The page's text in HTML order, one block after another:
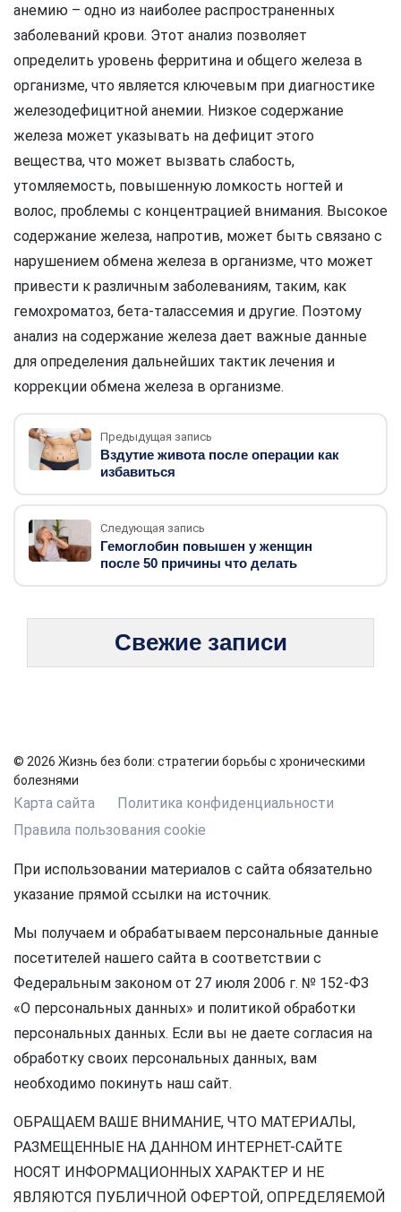
анемию – одно из наиболее распространенных
заболеваний крови. Этот анализ позволяет
определить уровень ферритина и общего железа в
организме, что является ключевым при диагностике
железодефицитной анемии. Низкое содержание
железа может указывать на дефицит этого
вещества, что может вызвать слабость,
утомляемость, повышенную ломкость ногтей и
волос, проблемы с концентрацией внимания. Высокое
содержание железа, напротив, может быть связано с
нарушением обмена железа в организме, что может
привести к различным заболеваниям, таким, как
гемохроматоз, бета-талассемия и другие. Поэтому
анализ на содержание железа дает важные данные
для определения дальнейших тактик лечения и
коррекции обмена железа в организме.
Предыдущая запись
Вздутие живота после операции как
избавиться
Следующая запись
Гемоглобин повышен у женщин
после 50 причины что делать
Свежие записи
© 2026 Жизнь без боли: стратегии борьбы с хроническими
болезнями
Карта сайта
Политика конфиденциальности
Правила пользования cookie
При использовании материалов с сайта обязательно
указание прямой ссылки на источник.
Мы получаем и обрабатываем персональные данные
посетителей нашего сайта в соответствии с
Федеральным законом от 27 июля 2006 г. № 152-ФЗ
«О персональных данных» и политикой обработки
персональных данных. Если вы не даете согласия на
обработку своих персональных данных, вам
необходимо покинуть наш сайт.
ОБРАЩАЕМ ВАШЕ ВНИМАНИЕ, ЧТО МАТЕРИАЛЫ,
РАЗМЕЩЕННЫЕ НА ДАННОМ ИНТЕРНЕТ-САЙТЕ
НОСЯТ ИНФОРМАЦИОННЫХ ХАРАКТЕР И НЕ
ЯВЛЯЮТСЯ ПУБЛИЧНОЙ ОФЕРТОЙ, ОПРЕДЕЛЯЕМОЙ